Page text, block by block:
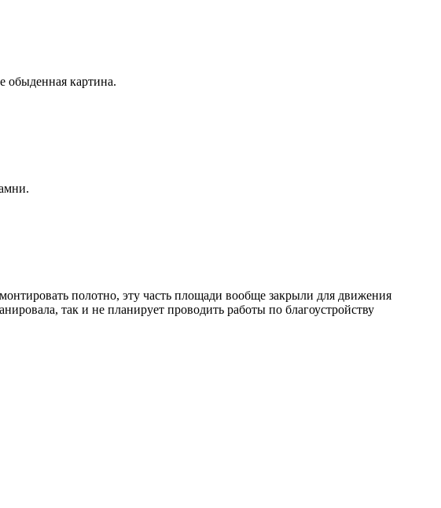
обыденная картина.
полотно, эту часть площади вообще закрыли для движения
так и не планирует проводить работы по благоустройству